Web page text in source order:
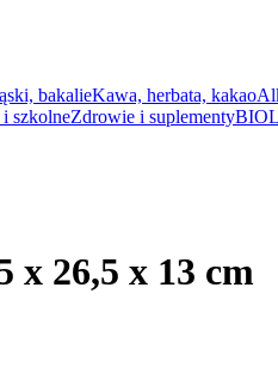
bakalieKawa, herbata, kakao
szkolneZdrowie i suplementyBIO
26,5 x 13 cm